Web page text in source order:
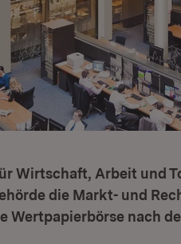
Wirtschaft, Arbeit und
die Markt- und
Wertpapierbörse nach